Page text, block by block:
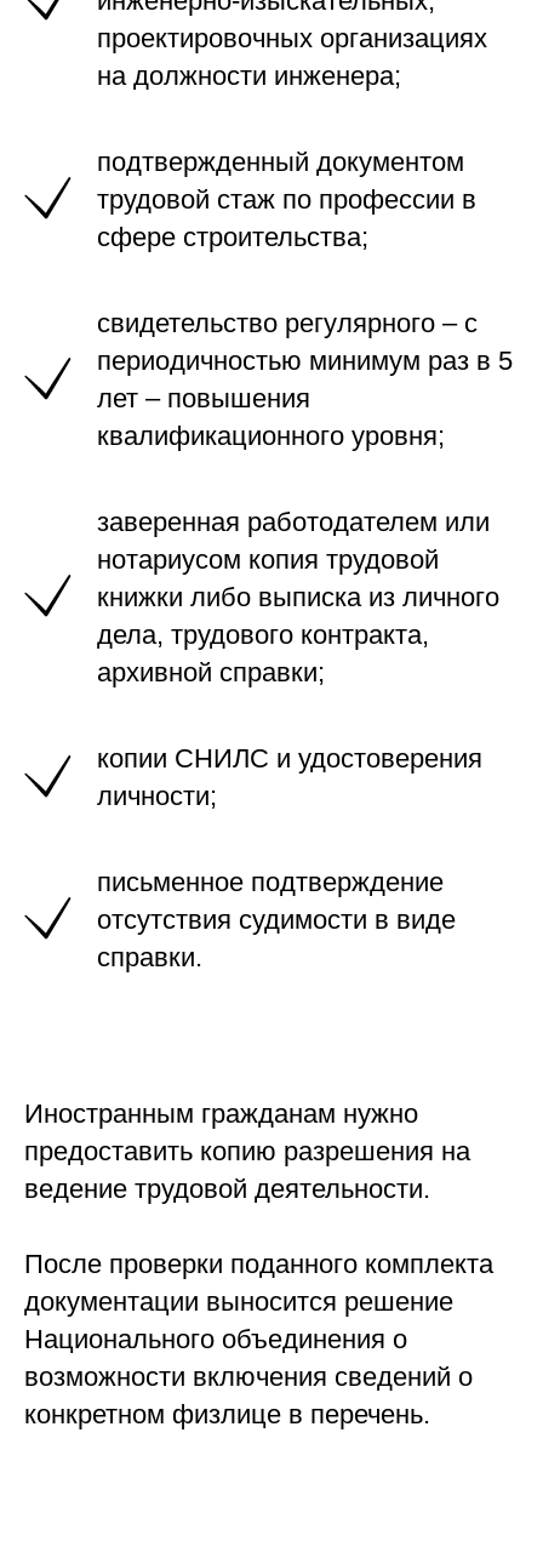
проектировочных организациях
на должности инженера;
подтвержденный документом
трудовой стаж по профессии в
сфере строительства;
свидетельство регулярного – с
периодичностью минимум раз в 5
лет – повышения
квалификационного уровня;
заверенная работодателем или
нотариусом копия трудовой
книжки либо выписка из личного
дела, трудового контракта,
архивной справки;
копии СНИЛС и удостоверения
личности;
письменное подтверждение
отсутствия судимости в виде
справки.
Иностранным гражданам нужно
предоставить копию разрешения на
ведение трудовой деятельности.
После проверки поданного комплекта
документации выносится решение
Национального объединения о
возможности включения сведений о
конкретном физлице в перечень.